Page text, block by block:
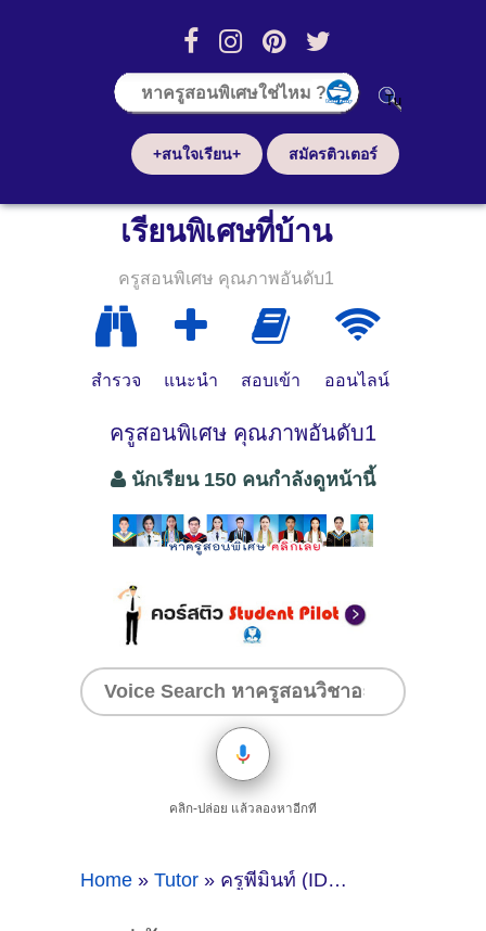
+สนใจเรียน+ สมัครติวเตอร์
เรียนพิเศษที่บ้าน
ครูสอนพิเศษ คุณภาพอันดับ1
สำรวจ แนะนำ สอบเข้า ออนไลน์
ครูสอนพิเศษ คุณภาพอันดับ1
นักเรียน 150 คนกำลังดูหน้านี้
คลิก-ปล่อย แล้วลองหาอีกที
Home » Tutor » ครูพี่มิ้นท์ (ID : 13692) สอนวิชาภาษาอังกฤษ ที่แพร่